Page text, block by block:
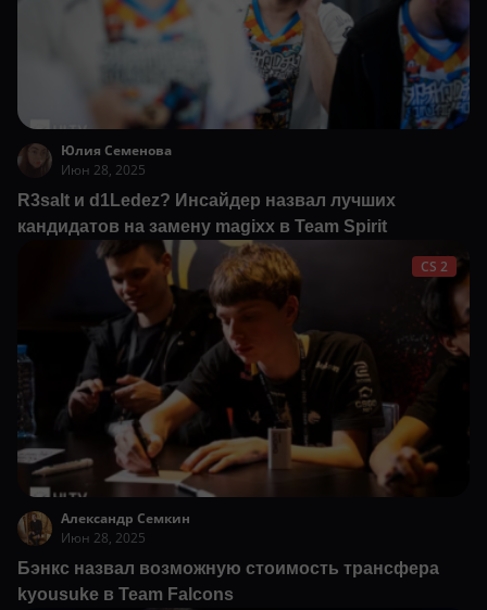
Юлия Семенова
Июн 28, 2025
R3salt и d1Ledez? Инсайдер назвал лучших
кандидатов на замену magixx в Team Spirit
CS 2
Александр Семкин
Июн 28, 2025
Бэнкс назвал возможную стоимость трансфера
kyousuke в Team Falcons